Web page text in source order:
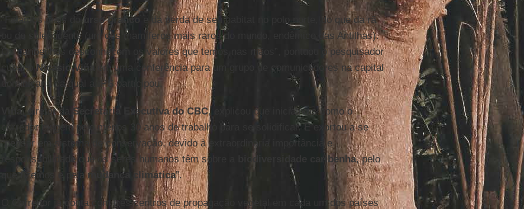
“Falamos mais dourso branco
e da perda de seu habitat no polo norte, do que da rã
ou do solenodente (um dos mamíferos mais raros do mundo, endêmico das Antilhas).
Os caribenhos desconhecem os valores que temos nas mãos”, pontuou o pesquisador
cubano
Nicasio Viña
em uma conferência para um grupo de comunicadores na capital
dominicana da qual a IPS participou.
Viña, diretor da Secretaria Executiva do CBC, explicou que iniciativas como o
corredor exigem pelo menos 30 anos de trabalho para se solidificar. E exortou a se
“pensar em sistema de conservação, devido à extraordinária importância e
responsabilidade que os seres humanos têm sobre a
biodiversidade caribenha, pelo
que fizemos e pelamudança climática”.
O Corredor já conta com três centros de propagação vegetal em cada um dos países